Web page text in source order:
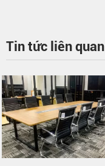
Tin tức liên quan